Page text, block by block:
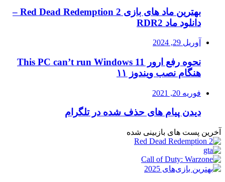
بهترین ماد های بازی Red Dead Redemption 2 –
دانلود ماد RDR2
آوریل 29, 2024
نحوه رفع ارور This PC can’t run Windows 11
هنگام نصب ویندوز ۱۱
فوریه 20, 2021
دیدن پیام های حذف شده در تلگرام
آخرین پست های بازبینی شده